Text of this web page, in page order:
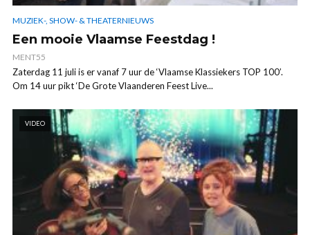
MUZIEK-, SHOW- & THEATERNIEUWS
Een mooie Vlaamse Feestdag !
MENT55
Zaterdag 11 juli is er vanaf 7 uur de ‘Vlaamse Klassiekers TOP 100’.
Om 14 uur pikt ‘De Grote Vlaanderen Feest Live...
VIDEO